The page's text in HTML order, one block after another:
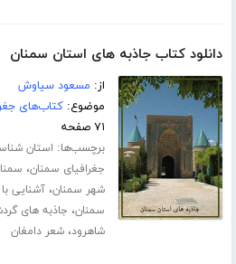
دانلود کتاب جاذبه های استان سمنان
از: مسعود سیاوش
موضوع:کتاب‌های
۷۱ صفحه
برچسب‌ها: استان
جغرافیای سمنان،
شهر سمنان،آشنایی
سمنان، جاذبه های
شاهرود،شعر دامغان